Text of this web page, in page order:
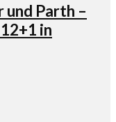
Parth –
in